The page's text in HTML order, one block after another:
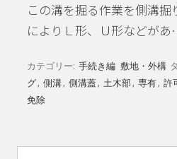
この溝を掘る作業を側溝掘
によりＬ形、Ｕ形などが
カテゴリー: 手続き編 敷地・外構
グ, 側溝, 側溝蓋, 土木部, 専有, 許
免除